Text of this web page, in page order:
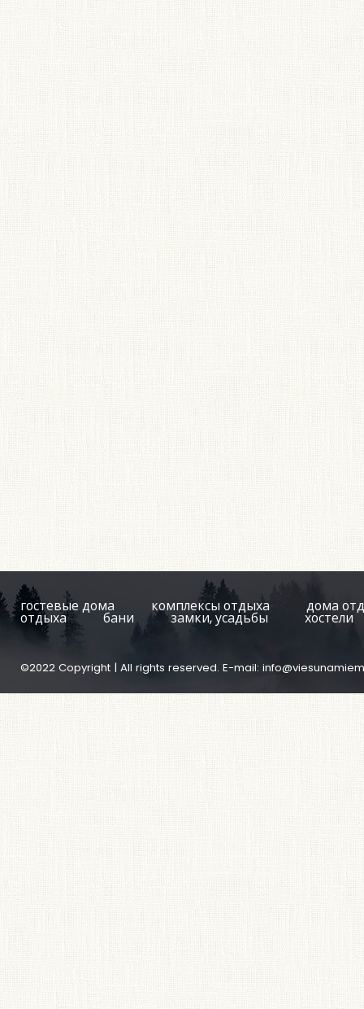
гостевые дома комплексы отдыха дома
отдыха бани замки, усадьбы хостели
©2022 Copyright | All rights reserved. E-mail: